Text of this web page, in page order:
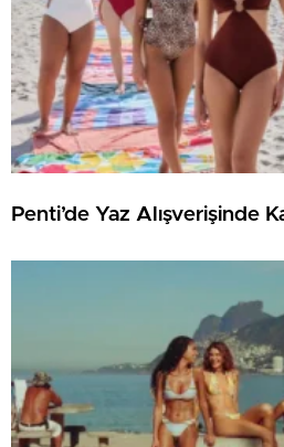
Penti’de Yaz Alışverişinde